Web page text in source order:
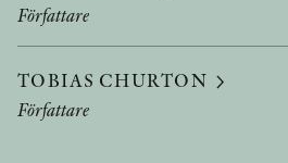
Författare
TOBIAS CHURTON
Författare